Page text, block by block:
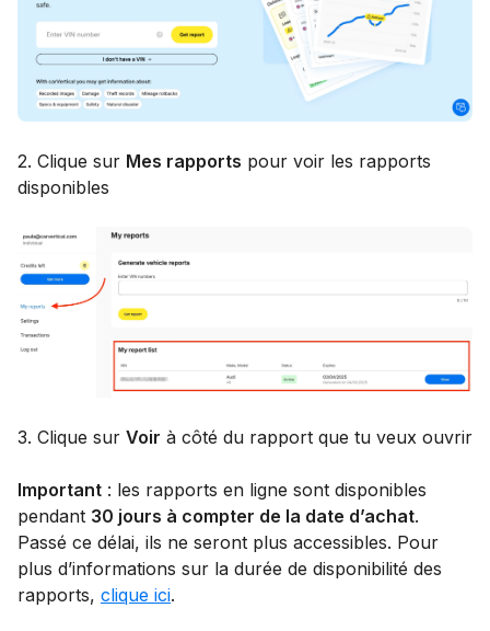
2. Clique sur Mes rapports pour voir les rapports
disponibles
3. Clique sur Voir à côté du rapport que tu veux ouvrir
Important : les rapports en ligne sont disponibles
pendant 30 jours à compter de la date d’achat.
Passé ce délai, ils ne seront plus accessibles. Pour
plus d’informations sur la durée de disponibilité des
rapports, clique ici.